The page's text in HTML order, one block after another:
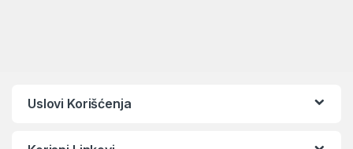
Uslovi Korišćenja